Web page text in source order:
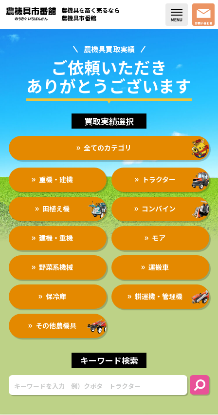
買取実績
コラム・スタッフブログ
取り扱い商品
販売中の農機具
よく頂く質問
お問い合わせ
求人
農機具を高く売るなら
農機具市番館
農機具買取実績
ご依頼いただき
ありがとうございます
買取実績選択
全てのカテゴリ
重機・建機 トラクター
田植え機 コンバイン
建機・重機 モア
野菜系機械 運搬車
保冷庫 耕運機・管理機
その他農機具
キーワード検索